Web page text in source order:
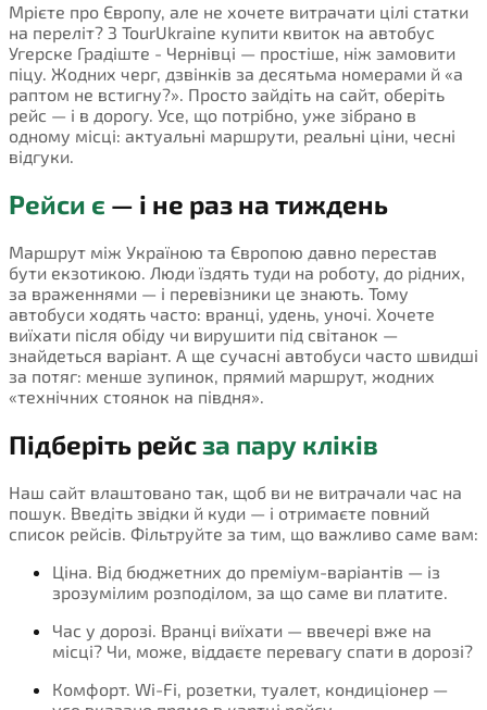
Мрієте про Європу, але не хочете витрачати цілі статки
на переліт? З TourUkraine купити квиток на автобус
Угерске Градіште - Чернівці — простіше, ніж замовити
піцу. Жодних черг, дзвінків за десятьма номерами й «а
раптом не встигну?». Просто зайдіть на сайт, оберіть
рейс — і в дорогу. Усе, що потрібно, уже зібрано в
одному місці: актуальні маршрути, реальні ціни, чесні
відгуки.
Рейси є — і не раз на тиждень
Маршрут між Україною та Європою давно перестав
бути екзотикою. Люди їздять туди на роботу, до рідних,
за враженнями — і перевізники це знають. Тому
автобуси ходять часто: вранці, удень, уночі. Хочете
виїхати після обіду чи вирушити під світанок —
знайдеться варіант. А ще сучасні автобуси часто швидші
за потяг: менше зупинок, прямий маршрут, жодних
«технічних стоянок на півдня».
Підберіть рейсза пару кліків
Наш сайт влаштовано так, щоб ви не витрачали час на
пошук. Введіть звідки й куди — і отримаєте повний
список рейсів. Фільтруйте за тим, що важливо саме вам:
Ціна. Від бюджетних до преміум-варіантів — із
зрозумілим розподілом, за що саме ви платите.
Час у дорозі. Вранці виїхати — ввечері вже на
місці? Чи, може, віддаєте перевагу спати в дорозі?
Комфорт. Wi-Fi, розетки, туалет, кондиціонер —